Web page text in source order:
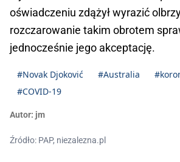
oświadczeniu zdążył wyrazić
rozczarowanie takim obrotem
jednocześnie jego akceptację.
#Novak Djoković #Australia
#COVID-19
Autor: jm
Źródło: PAP, niezalezna.pl